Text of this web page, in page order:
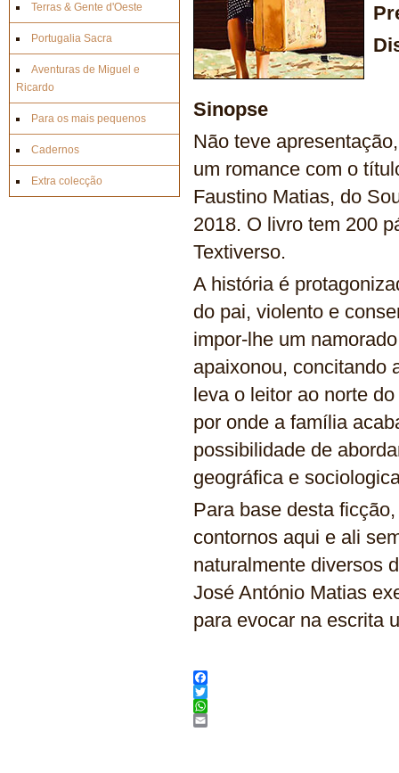
Terras & Gente d'Oeste
Portugalia Sacra
Aventuras de Miguel e
Ricardo
Para os mais pequenos
Cadernos
Extra colecção
Sinopse
Não teve
um romance com o
Faustino Matias, do
2018. O livro tem 200
Textiverso.
A história é
do pai, violento e
impor-lhe um
apaixonou, concitando
leva o leitor ao norte
por onde a família
possibilidade de
geográfica e
Para base desta
contornos aqui e ali
naturalmente diversos
José António Matias
para evocar na escrita
Facebook
Twitter
WhatsApp